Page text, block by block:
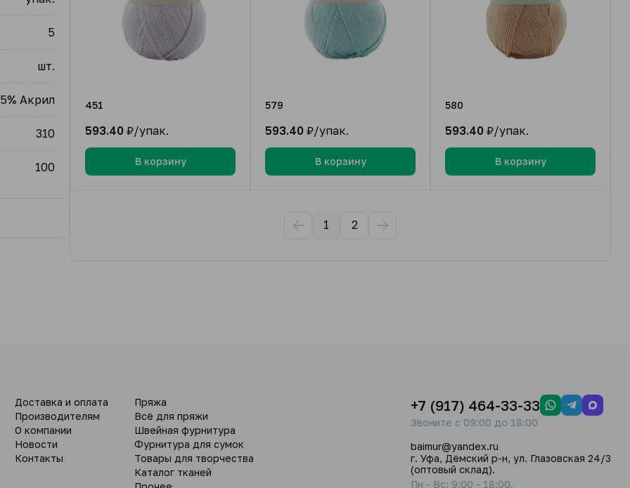
5
шт.
Акрил
310
100
451
593.40 ₽/упак.
В корзину
579
593.40 ₽/упак.
В корзину
580
593.40 ₽/упак.
В корзину
1 2
Доставка и оплата
Производителям
О компании
Новости
Контакты
Пряжа
Всё для пряжи
Швейная фурнитура
Фурнитура для сумок
Товары для творчества
Каталог тканей
+7 (917) 464-33-33
Звоните с 09:00 до 18:00
baimur@yandex.ru
г. Уфа, Дёмский р-н, ул. Глазовская 24/3
(оптовый склад).
Пн - Вс: 9:00 - 18:00.